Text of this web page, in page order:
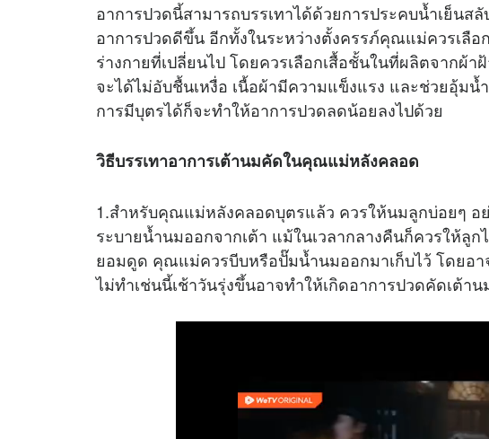
อาการปวดนี้สามารถบรรเทาได้ด้วยการประคบน้ำเย็นส
อาการปวดดีขึ้น อีกทั้งในระหว่างตั้งครรภ์คุณแม่ควรเลื
ร่างกายที่เปลี่ยนไป โดยควรเลือกเสื้อชั้นในที่ผลิตจากผ้า
จะได้ไม่อับชื้นเหงื่อ เนื้อผ้ามีความแข็งแรง และช่วยอุ้ม
การมีบุตรได้ก็จะทำให้อาการปวดลดน้อยลงไปด้วย
วิธีบรรเทาอาการเต้านมคัดในคุณแม่หลังคลอด
1.สำหรับคุณแม่หลังคลอดบุตรแล้ว ควรให้นมลูกบ่อยๆ อ
ระบายน้ำนมออกจากเต้า แม้ในเวลากลางคืนก็ควรให้ลู
ยอมดูด คุณแม่ควรบีบหรือปั๊มน้ำนมออกมาเก็บไว้ โดยอา
ไม่ทำเช่นนี้เช้าวันรุ่งขึ้นอาจทำให้เกิดอาการปวดคัดเต้าน